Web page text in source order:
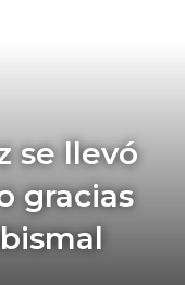
se llevó
gracias